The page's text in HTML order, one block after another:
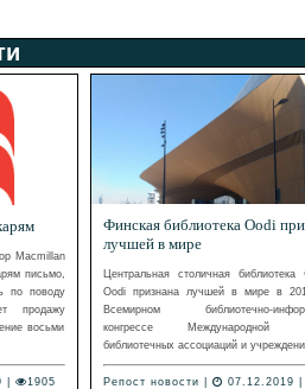
Macmillan
письмо,
по поводу
продажу
восьми
| 1905
Финская библиотека Oodi
лучшей в мире
Центральная столичная библиотека
Oodi признана лучшей в мире в
Всемирном библиотечно-
конгрессе Международной
библиотечных ассоциаций и
Репост новости 07.12.2019